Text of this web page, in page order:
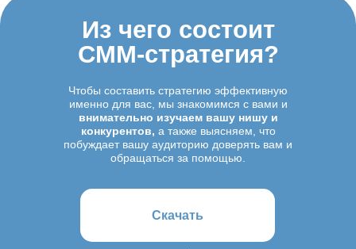
Из чего состоит
СММ-стратегия?
Чтобы составить стратегию эффективную
именно для вас, мы знакомимся с вами и
внимательно изучаем вашу нишу и
конкурентов, а также выясняем, что
побуждает вашу аудиторию доверять вам и
обращаться за помощью.
Скачать